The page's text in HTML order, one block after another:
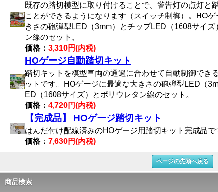
既存の踏切模型に取り付けることで、警告灯の点灯と
ことができるようになります（スイッチ制御）。HO
きさの砲弾型LED（3mm）とチップLED（1608サイズ
ン線のセット。
価格： 3,310円(内税)
HOゲージ自動踏切キット
踏切キットを模型車両の通過に合わせて自動制御でき
ットです。HOゲージに最適な大きさの砲弾型LED（
ED（1608サイズ）とポリウレタン線のセット。
価格： 4,720円(内税)
【完成品】 HOゲージ踏切キット
はんだ付け配線済みのHOゲージ用踏切キット完成品で
価格： 7,630円(内税)
ページの先頭へ戻る
商品検索